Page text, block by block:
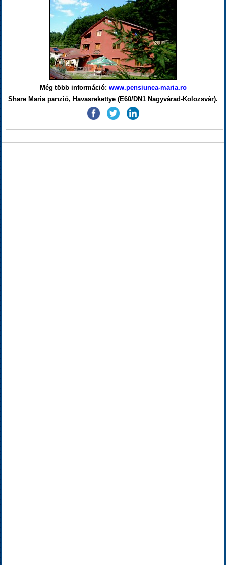
Még több információ: www.pensiunea-maria.ro
Share Maria panzió, Havasrekettye (E60/DN1 Nagyvárad-Kolozsvár).